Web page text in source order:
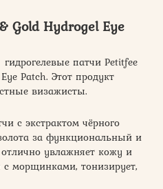
Gold Hydrogel Eye
патчи Petitfee
Patch. Этот продукт
визажисты.
с экстрактом чёрного
за функциональный и
увлажняет кожу и
с морщинками, тонизирует,